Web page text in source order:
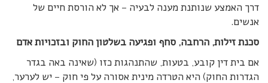
דרך האמצע שנותנת מענה לבעיה – אך לא הורסת חיים של
אנשים.
סכנת זילות, הרחבה, סחף ופגיעה בשלטון החוק ובזכויות אדם
אם בית דין קובע, בטעות, שהתנהגות כזו (שאינה באה בגדר
הגדרות החוק) היא הטרדה מינית אסורה על פי חוק – יש לערער,